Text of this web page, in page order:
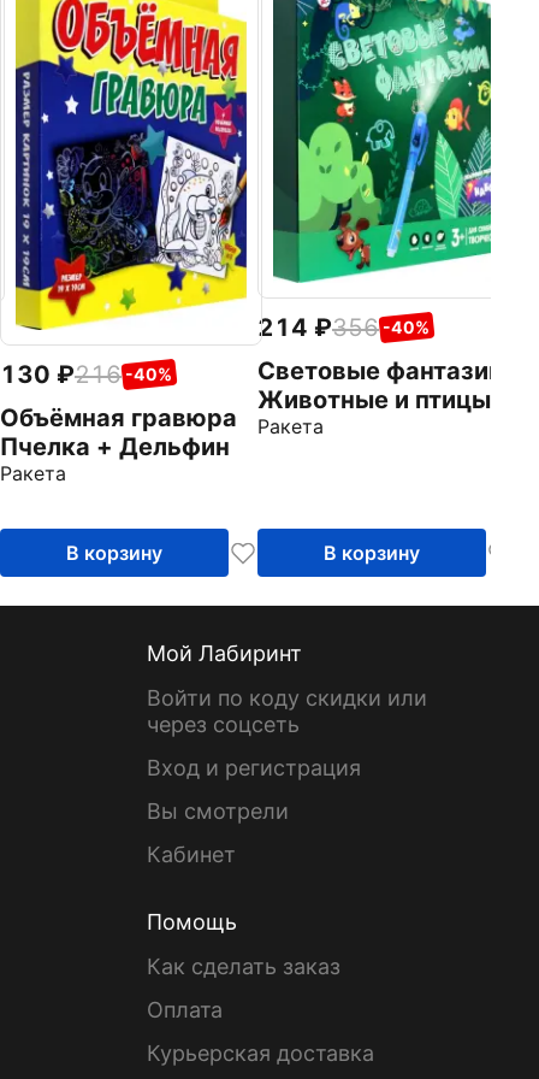
130 216 -40%
Объёмная гравюра
Пчелка + Дельфин
Ракета
В корзину
214 356 -40%
Световые фантазии.
Животные и птицы
Ракета
В корзину
Мой Лабиринт
Войти по коду скидки или
через соцсеть
Вход и регистрация
Вы смотрели
Кабинет
Помощь
Как сделать заказ
Оплата
Курьерская доставка